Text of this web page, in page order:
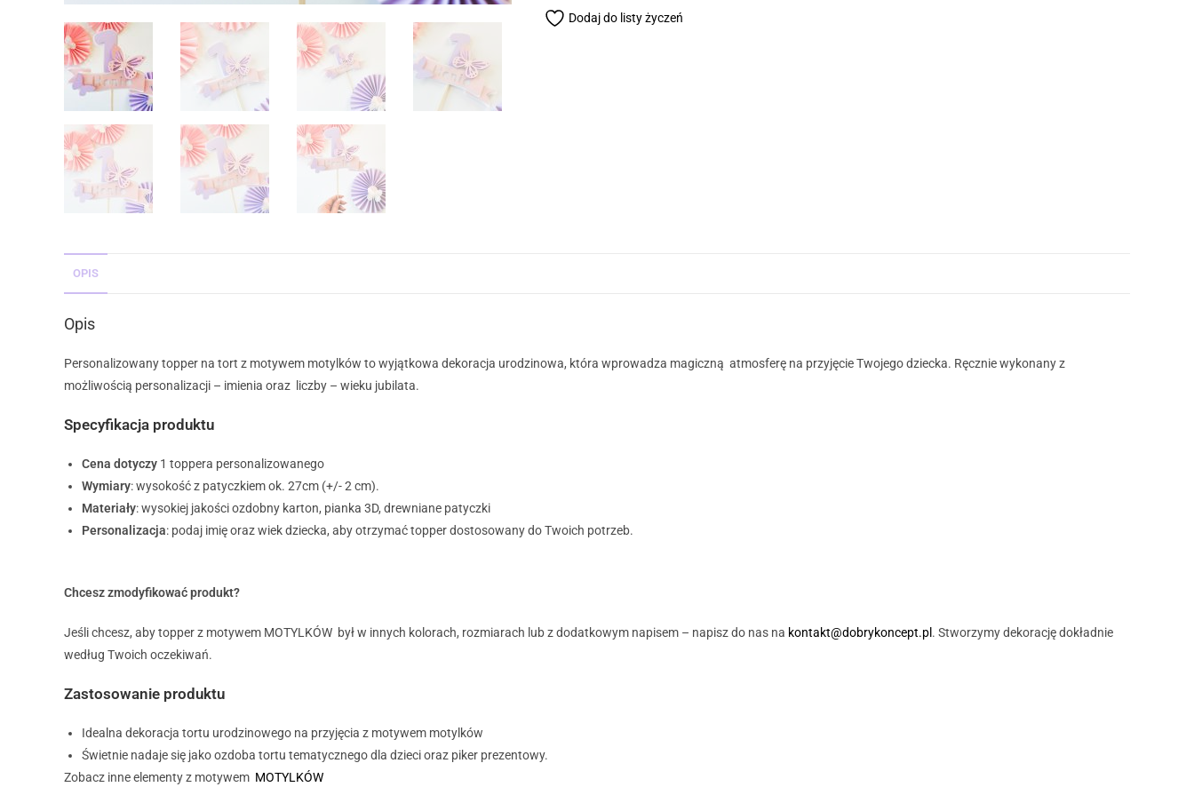
Dodaj do listy życzeń
OPIS
Opis
Personalizowany topper na tort z motywem motylków to wyjątkowa dekoracja urodzinowa, która wprowadza magiczną atmosferę na przyjęcie Twojego dziecka. Ręcznie wykonany z
możliwością personalizacji – imienia oraz liczby – wieku jubilata.
Specyfikacja produktu
Cena dotyczy 1 toppera personalizowanego
Wymiary: wysokość z patyczkiem ok. 27cm (+/- 2 cm).
Materiały: wysokiej jakości ozdobny karton, pianka 3D, drewniane patyczki
Personalizacja: podaj imię oraz wiek dziecka, aby otrzymać topper dostosowany do Twoich potrzeb.
Chcesz zmodyfikować produkt?
Jeśli chcesz, aby topper z motywem MOTYLKÓW był w innych kolorach, rozmiarach lub z dodatkowym napisem – napisz do nas na kontakt@dobrykoncept.pl . Stworzymy dekorację dokładnie
według Twoich oczekiwań.
Zastosowanie produktu
Idealna dekoracja tortu urodzinowego na przyjęcia z motywem motylków
Świetnie nadaje się jako ozdoba tortu tematycznego dla dzieci oraz piker prezentowy.
Zobacz inne elementy z motywem MOTYLKÓW